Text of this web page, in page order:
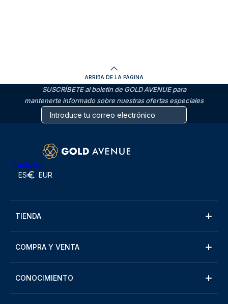
ARRIBA DE LA PÁGINA
SUSCRÍBETE al boletín de GOLD AVENUE para
mantenerte informado sobre nuestras ofertas especiales
Trustpilot
ES EUR
TIENDA
COMPRA Y VENTA
CONOCIMIENTO